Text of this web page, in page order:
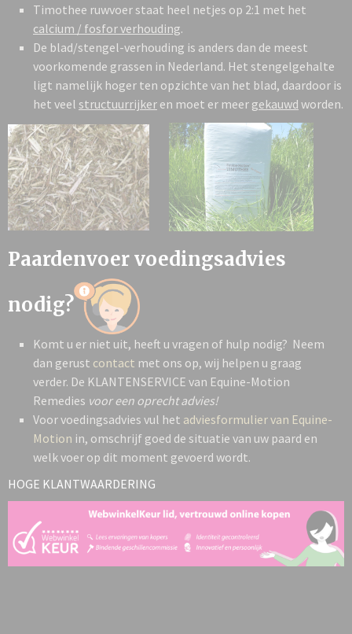
Timothee ruwvoer staat heel netjes op 2:1 met het
calcium / fosfor verhouding.
De blad/stengel-verhouding is anders dan de meest
voorkomende grassen in Nederland. Het stengelgehalte
ligt namelijk hoger ten opzichte van het blad, daardoor is
het veel structuurrijker en moet er meer gekauwd worden.
Paardenvoer voedingsadvies
nodig?
Komt u er niet uit, heeft u vragen of hulp nodig? Neem
dan gerust contact met ons op, wij helpen u graag
verder. De KLANTENSERVICE van Equine-Motion
Remedies voor een oprecht advies!
Voor voedingsadvies vul het adviesformulier van Equine-
Motion in, omschrijf goed de situatie van uw paard en
welk voer op dit moment gevoerd wordt.
HOGE KLANTWAARDERING